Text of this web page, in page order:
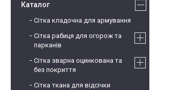
Каталог
Сітка кладочна для армування
Сітка рабиця для огорож та
парканів
Сітка зварна оцинкована та
без покриття
Сітка ткана для відсічки